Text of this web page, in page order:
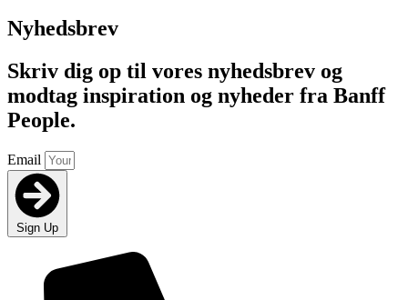
Nyhedsbrev
Skriv dig op til vores nyhedsbrev og
modtag inspiration og nyheder fra Banff
People.
Email
Sign Up